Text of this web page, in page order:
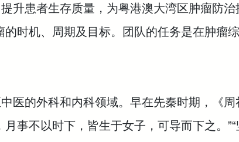
升患者生存质量，为粤港澳大湾区肿瘤防
时机、周期及目标。团队的任务是在肿瘤
医的外科和内科领域。早在先秦时期，《
事不以时下，皆生于女子，可导而下之。